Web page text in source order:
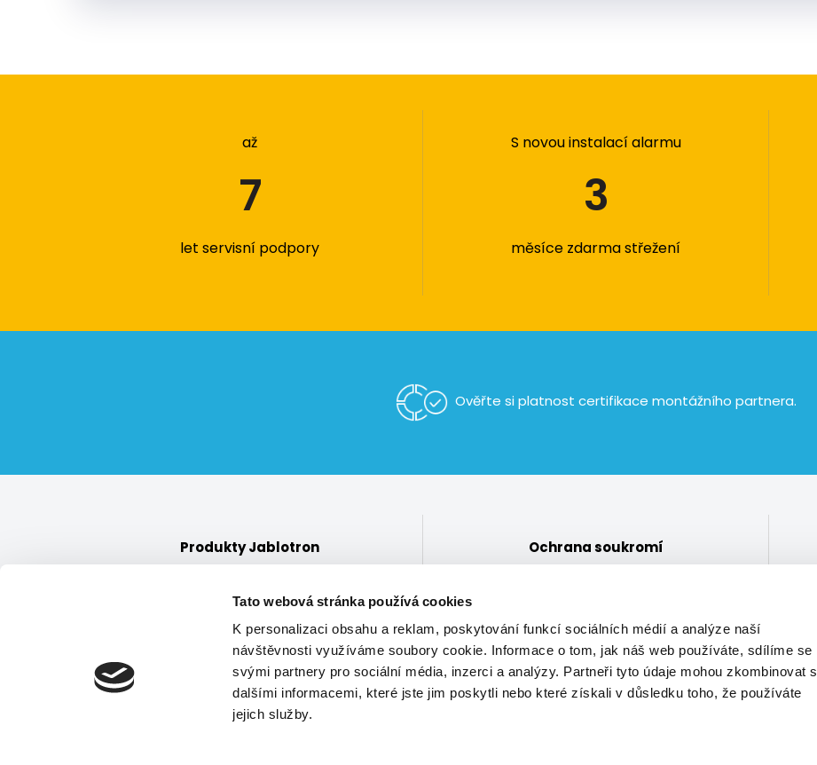
Tato webová stránka používá cookies
K personalizaci obsahu a reklam, poskytování funkcí sociálních médií a analýze naší
návštěvnosti využíváme soubory cookie. Informace o tom, jak náš web používáte, sdílíme se
svými partnery pro sociální média, inzerci a analýzy. Partneři tyto údaje mohou zkombinovat s
dalšími informacemi, které jste jim poskytli nebo které získali v důsledku toho, že používáte
jejich služby.
až
7
let servisní podpory
S novou instalací alarmu
3
měsíce zdarma střežení
Ověřte si platnost certifikace montážního partnera.
Produkty Jablotron
Bezpečnostní služby
Ochrana soukromí